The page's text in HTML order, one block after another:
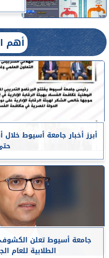
أهم
جامعة أسيوط تعلن الكشوف
الطلابية للعام الجامعي